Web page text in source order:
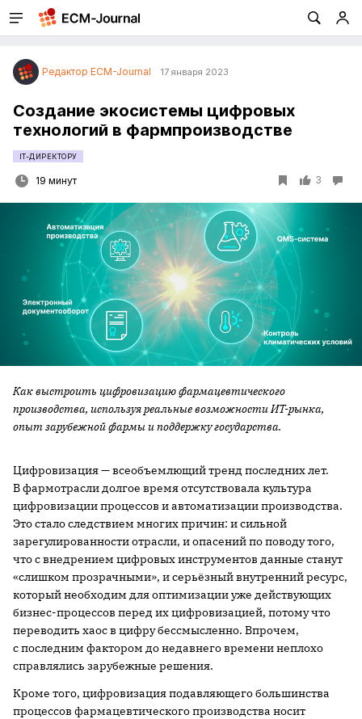
Редактор ECM-Journal 17 января 2023
Создание экосистемы цифровых
технологий в фармпроизводстве
IT-ДИРЕКТОРУ
19 минут 3
Как выстроить цифровизацию фармацевтического
производства, используя реальные возможности ИТ-рынка,
опыт зарубежной фармы и поддержку государства.
Цифровизация — всеобъемлющий тренд последних лет.
В фармотрасли долгое время отсутствовала культура
цифровизации процессов и автоматизации производства.
Это стало следствием многих причин: и сильной
зарегулированности отрасли, и опасений по поводу того,
что с внедрением цифровых инструментов данные станут
«слишком прозрачными», и серьёзный внутренний ресурс,
который необходим для оптимизации уже действующих
бизнес-процессов перед их цифровизацией, потому что
переводить хаос в цифру бессмысленно. Впрочем,
с последним фактором до недавнего времени неплохо
справлялись зарубежные решения.
Кроме того, цифровизация подавляющего большинства
процессов фармацевтического производства носит